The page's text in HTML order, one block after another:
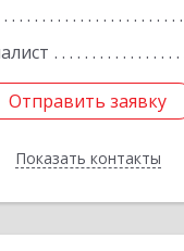
Отправить заявку
Показать контакты
Отправить заявку
Назад